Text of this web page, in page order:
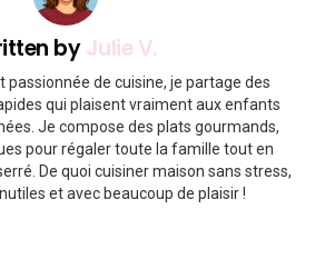
byJulie V.
passionnée de cuisine, je partage des
qui plaisent vraiment aux enfants
Je compose des plats gourmands,
pour régaler toute la famille tout en
De quoi cuisiner maison sans stress,
et avec beaucoup de plaisir !